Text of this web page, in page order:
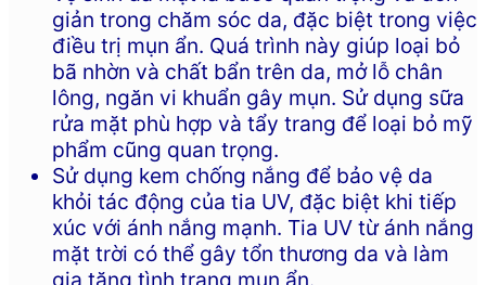
giản trong chăm sóc da, đặc biệt trong việc
điều trị mụn ẩn. Quá trình này giúp loại bỏ
bã nhờn và chất bẩn trên da, mở lỗ chân
lông, ngăn vi khuẩn gây mụn. Sử dụng sữa
rửa mặt phù hợp và tẩy trang để loại bỏ mỹ
phẩm cũng quan trọng.
Sử dụng kem chống nắng để bảo vệ da
khỏi tác động của tia UV, đặc biệt khi tiếp
xúc với ánh nắng mạnh. Tia UV từ ánh nắng
mặt trời có thể gây tổn thương da và làm
gia tăng tình trạng mụn ẩn.